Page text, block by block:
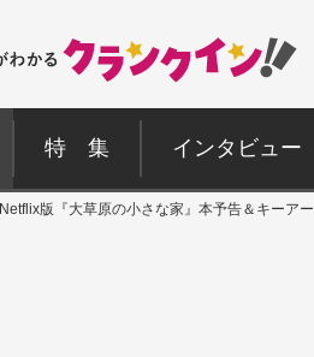
特 集 インタビュー
Netflix版『大草原の小さな家』本予告＆キー